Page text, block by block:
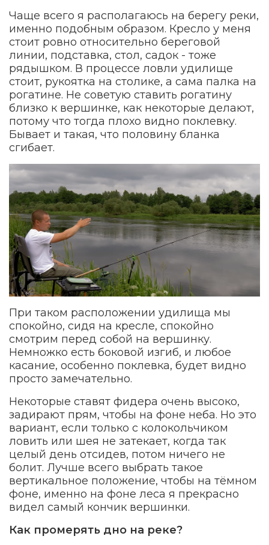
Чаще всего я располагаюсь на берегу реки,
именно подобным образом. Кресло у меня
стоит ровно относительно береговой
линии, подставка, стол, садок - тоже
рядышком. В процессе ловли удилище
стоит, рукоятка на столике, а сама палка на
рогатине. Не советую ставить рогатину
близко к вершинке, как некоторые делают,
потому что тогда плохо видно поклевку.
Бывает и такая, что половину бланка
сгибает.
При таком расположении удилища мы
спокойно, сидя на кресле, спокойно
смотрим перед собой на вершинку.
Немножко есть боковой изгиб, и любое
касание, особенно поклевка, будет видно
просто замечательно.
Некоторые ставят фидера очень высоко,
задирают прям, чтобы на фоне неба. Но это
вариант, если только с колокольчиком
ловить или шея не затекает, когда так
целый день отсидев, потом ничего не
болит. Лучше всего выбрать такое
вертикальное положение, чтобы на тёмном
фоне, именно на фоне леса я прекрасно
видел самый кончик вершинки.
Как промерять дно на реке?